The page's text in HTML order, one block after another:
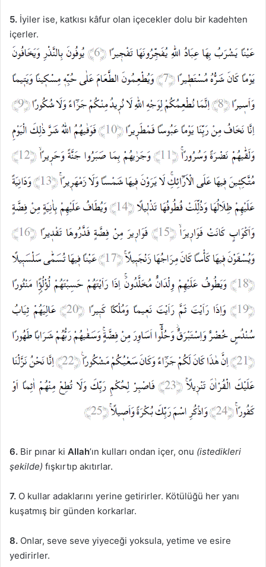
5. İyiler ise, katkısı kâfur olan içecekler dolu bir kadehten
içerler.
6. Bir pınar ki Allah’ın kulları ondan içer, onu (istedikleri
şekilde) fışkırtıp akıtırlar.
7. O kullar adaklarını yerine getirirler. Kötülüğü her yanı
kuşatmış bir günden korkarlar.
8. Onlar, seve seve yiyeceği yoksula, yetime ve esire
yedirirler.